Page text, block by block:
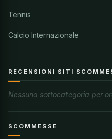
Tennis
Calcio Internazionale
RECENSIONI SITI
Nessuna sottocategoria per
SCOMMESSE